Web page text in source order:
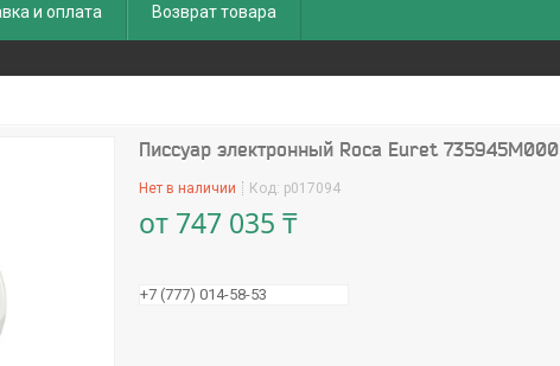
и оплата Возврат товара
Писсуар электронный Roca Euret 735945M000
Нет в наличии Код: p017094
от 747 035 ₸
+7 (777) 014-58-53